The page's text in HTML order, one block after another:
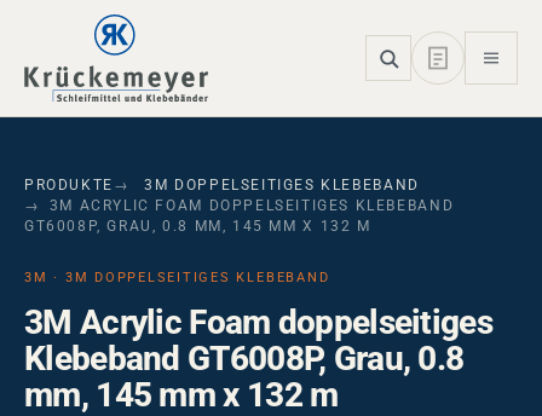
Skip to main navigation
Skip to main content
Skip to page footer
PRODUKTE
3M DOPPELSEITIGES KLEBEBAND
3M ACRYLIC FOAM DOPPELSEITIGES KLEBEBAND
GT6008P, GRAU, 0.8 MM, 145 MM X 132 M
3M · 3M DOPPELSEITIGES KLEBEBAND
3M Acrylic Foam doppelseitiges
Klebeband GT6008P, Grau, 0.8
mm, 145 mm x 132 m